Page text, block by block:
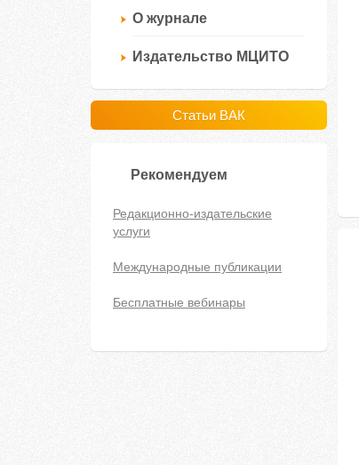
О журнале
Издательство МЦИТО
Статьи ВАК
Рекомендуем
Редакционно-издательские
услуги
Международные публикации
Бесплатные вебинары